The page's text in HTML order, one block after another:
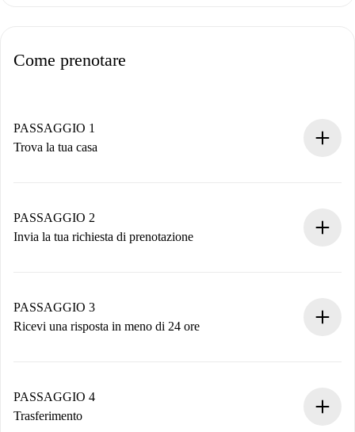
Come prenotare
PASSAGGIO 1
Trova la tua casa
Hai tutte le informazioni necessarie in anticipo.
PASSAGGIO 2
Invia la tua richiesta di prenotazione
non accetta.
PASSAGGIO 3
Ricevi una risposta in meno di 24 ore
contatto con il proprietario.
Se rifiutata: non ti addebiteremo nulla e ti proporremo
PASSAGGIO 4
Trasferimento